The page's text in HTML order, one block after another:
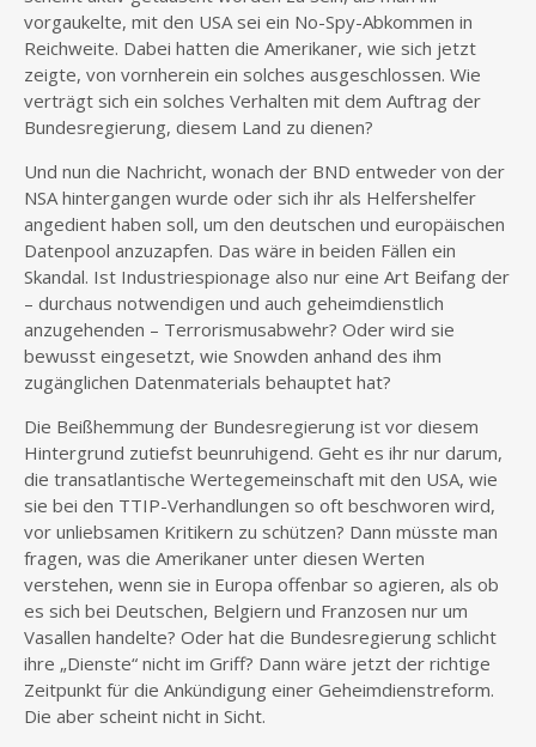
vorgaukelte, mit den USA sei ein No-Spy-Abkommen in
Reichweite. Dabei hatten die Amerikaner, wie sich jetzt
zeigte, von vornherein ein solches ausgeschlossen. Wie
verträgt sich ein solches Verhalten mit dem Auftrag der
Bundesregierung, diesem Land zu dienen?
Und nun die Nachricht, wonach der BND entweder von der
NSA hintergangen wurde oder sich ihr als Helfershelfer
angedient haben soll, um den deutschen und europäischen
Datenpool anzuzapfen. Das wäre in beiden Fällen ein
Skandal. Ist Industriespionage also nur eine Art Beifang der
– durchaus notwendigen und auch geheimdienstlich
anzugehenden – Terrorismusabwehr? Oder wird sie
bewusst eingesetzt, wie Snowden anhand des ihm
zugänglichen Datenmaterials behauptet hat?
Die Beißhemmung der Bundesregierung ist vor diesem
Hintergrund zutiefst beunruhigend. Geht es ihr nur darum,
die transatlantische Wertegemeinschaft mit den USA, wie
sie bei den TTIP-Verhandlungen so oft beschworen wird,
vor unliebsamen Kritikern zu schützen? Dann müsste man
fragen, was die Amerikaner unter diesen Werten
verstehen, wenn sie in Europa offenbar so agieren, als ob
es sich bei Deutschen, Belgiern und Franzosen nur um
Vasallen handelte? Oder hat die Bundesregierung schlicht
ihre „Dienste“ nicht im Griff? Dann wäre jetzt der richtige
Zeitpunkt für die Ankündigung einer Geheimdienstreform.
Die aber scheint nicht in Sicht.